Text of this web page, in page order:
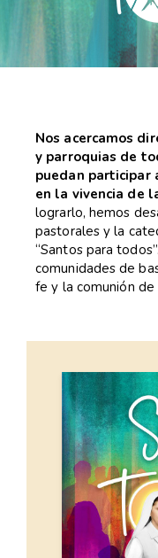
Nos acercamos
y parroquias de
puedan participar
en la vivencia de
lograrlo, hemos
pastorales y la
“Santos para
comunidades de
fe y la comunión